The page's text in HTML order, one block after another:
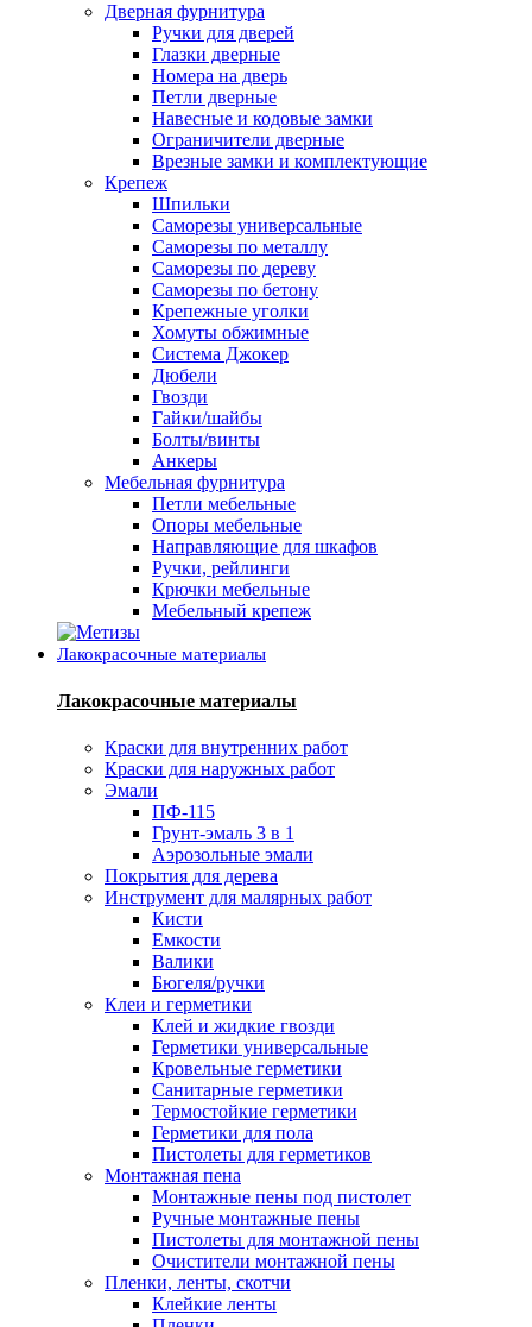
Дверная фурнитура
Ручки для дверей
Глазки дверные
Номера на дверь
Петли дверные
Навесные и кодовые замки
Ограничители дверные
Врезные замки и комплектующие
Крепеж
Шпильки
Саморезы универсальные
Саморезы по металлу
Саморезы по дереву
Саморезы по бетону
Крепежные уголки
Хомуты обжимные
Система Джокер
Дюбели
Гвозди
Гайки/шайбы
Болты/винты
Анкеры
Мебельная фурнитура
Петли мебельные
Опоры мебельные
Направляющие для шкафов
Ручки, рейлинги
Крючки мебельные
Мебельный крепеж
Лакокрасочные материалы
Лакокрасочные материалы
Краски для внутренних работ
Краски для наружных работ
Эмали
ПФ-115
Грунт-эмаль 3 в 1
Аэрозольные эмали
Покрытия для дерева
Инструмент для малярных работ
Кисти
Емкости
Валики
Бюгеля/ручки
Клеи и герметики
Клей и жидкие гвозди
Герметики универсальные
Кровельные герметики
Санитарные герметики
Термостойкие герметики
Герметики для пола
Пистолеты для герметиков
Монтажная пена
Монтажные пены под пистолет
Ручные монтажные пены
Пистолеты для монтажной пены
Очистители монтажной пены
Пленки, ленты, скотчи
Клейкие ленты